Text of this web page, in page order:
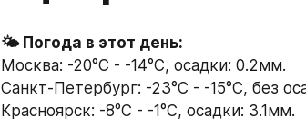
Москва: -20°C - -14°C, осадки: 0.2мм.
Санкт-Петербург: -23°C - -15°C, без
Красноярск: -8°C - -1°C, осадки: 3.1мм.